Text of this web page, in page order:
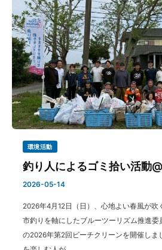
環境活動
釣り人によるゴミ拾い活動
2026-05-14
2026年4月12日（日）、心地よい春風が吹
市釣りを軸にしたブルーツーリズム推進
の2026年第2回ビーチクリーンを開催しま